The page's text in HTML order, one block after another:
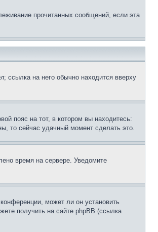
прочитанных сообщений, если эта
; ссылка на него обычно находится вверху
пояс на тот, в котором вы находитесь:
то сейчас удачный момент сделать это.
время на сервере. Уведомите
может ли он установить
получить на сайте phpBB (ссылка